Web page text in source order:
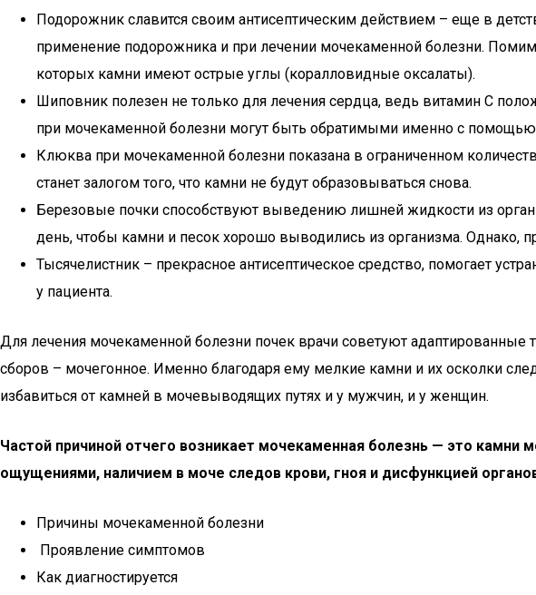
Подорожник славится своим антисептическим действием – еще в
применение подорожника и при лечении мочекаменной болезни.
которых камни имеют острые углы (коралловидные оксалаты).
Шиповник полезен не только для лечения сердца, ведь витамин С
при мочекаменной болезни могут быть обратимыми именно с
Клюква при мочекаменной болезни показана в ограниченном
станет залогом того, что камни не будут образовываться снова.
Березовые почки способствуют выведению лишней жидкости из
день, чтобы камни и песок хорошо выводились из организма. Однако,
Тысячелистник – прекрасное антисептическое средство, помогает
у пациента.
Для лечения мочекаменной болезни почек врачи советуют
сборов – мочегонное. Именно благодаря ему мелкие камни и их осколки
избавиться от камней в мочевыводящих путях и у мужчин, и у женщин.
Частой причиной отчего возникает мочекаменная болезнь — это
ощущениями, наличием в моче следов крови, гноя и дисфункцией
Причины мочекаменной болезни
Проявление симптомов
Как диагностируется